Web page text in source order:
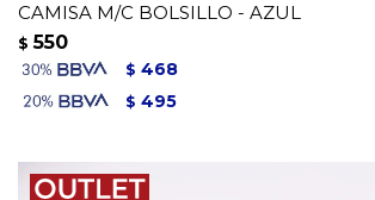
CAMISA M/C BOLSILLO - AZUL
$ 550
$ 468
$ 495